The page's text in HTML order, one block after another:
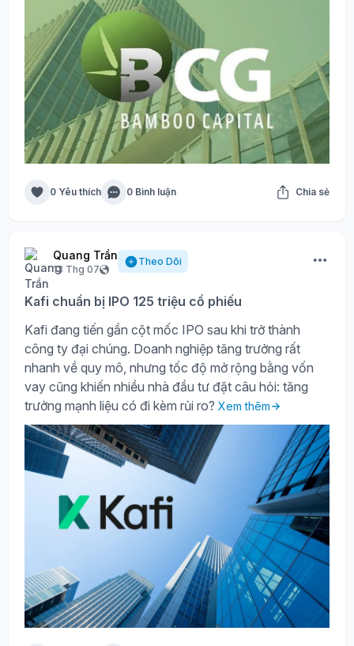
0 Yêu thích 0 Bình luận Chia sẻ
Quang Trần
13 Thg 07
Theo Dõi
Kafi chuẩn bị IPO 125 triệu cổ phiếu
Kafi đang tiến gần cột mốc IPO sau khi trở thành
công ty đại chúng. Doanh nghiệp tăng trưởng rất
nhanh về quy mô, nhưng tốc độ mở rộng bằng vốn
vay cũng khiến nhiều nhà đầu tư đặt câu hỏi: tăng
trưởng mạnh liệu có đi kèm rủi ro? Xem thêm